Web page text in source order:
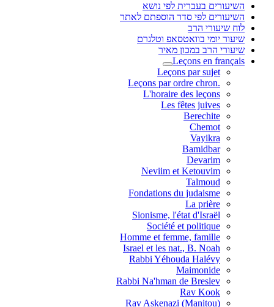
השיעורים בעברית לפי נושא
השיעורים לפי סדר הוספתם לאתר
לוח שיעורי הרב
שיעור יומי בוואטסאפ וטלגרם
שיעורי הרב במכון מאיר
Leçons en français
Leçons par sujet
.Leçons par ordre chron
L'horaire des leçons
Les fêtes juives
Berechite
Chemot
Vayikra
Bamidbar
Devarim
Neviim et Ketouvim
Talmoud
Fondations du judaisme
La prière
Sionisme, l'état d'Israël
Société et politique
Homme et femme, famille
Israel et les nat., B. Noah
Rabbi Yéhouda Halévy
Maimonide
Rabbi Na'hman de Breslev
Rav Kook
(Rav Askenazi (Manitou